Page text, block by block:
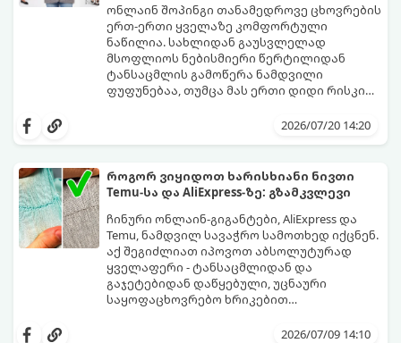
ონლაინ შოპინგი თანამედროვე ცხოვრების
ერთ-ერთი ყველაზე კომფორტული
ნაწილია. სახლიდან გაუსვლელად
მსოფლიოს ნებისმიერი წერტილიდან
ტანსაცმლის გამოწერა ნამდვილი
ფუფუნებაა, თუმცა მას ერთი დიდი რისკი
ალბათ ყველას გამოგიცდიათ ისეთი
და აღმოაჩენთ, რომ კაბა ზედმეტად
ვიწროა, ხოლო ქურთუკი გიგანტური.
ან „M“ ზომას ატარებს, უცხოურ საიტებზეც
ბრენდსა და ქვეყანას სრულიად
განსხვავებული სტანდარტები აქვს.
იმისათვის, რომ თავიდან აიცილოთ
ნივთების უკან დაბრუნების დამქანცველი
პროცედურა ან ტანსაცმლის კარადაში
გამოკეტვა, გამოიყენეთ ეს 3
პროფესიონალური ხრიკი, რომლებიც
ყოველთვის იდეალურ შედეგს მოგცემთ:
2026/07/20 14:20
როგორ ვიყიდოთ ხარისხიანი ნივთი
Temu-სა და AliExpress-ზე: გზამკვლევი
ჩინური ონლაინ-გიგანტები, AliExpress და
Temu, ნამდვილ სავაჭრო სამოთხედ იქცნენ.
აქ შეგიძლიათ იპოვოთ აბსოლუტურად
ყველაფერი - ტანსაცმლიდან და
გაჯეტებიდან დაწყებული, უცნაური
საყოფაცხოვრებო ხრიკებით
ფასებში. თუმცა, დაბალ ფასს თავისი
იმედგაცრუებად არ იქცეს, აუცილებელია
2026/07/09 14:10